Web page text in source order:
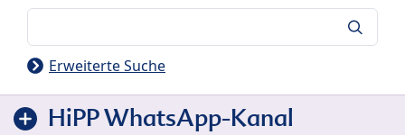
Erweiterte Suche
HiPP WhatsApp-Kanal